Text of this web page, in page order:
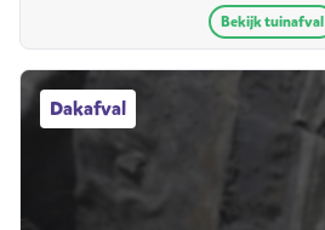
Bekijk tuinafval
Dakafval
Dakafval afvalcontainers